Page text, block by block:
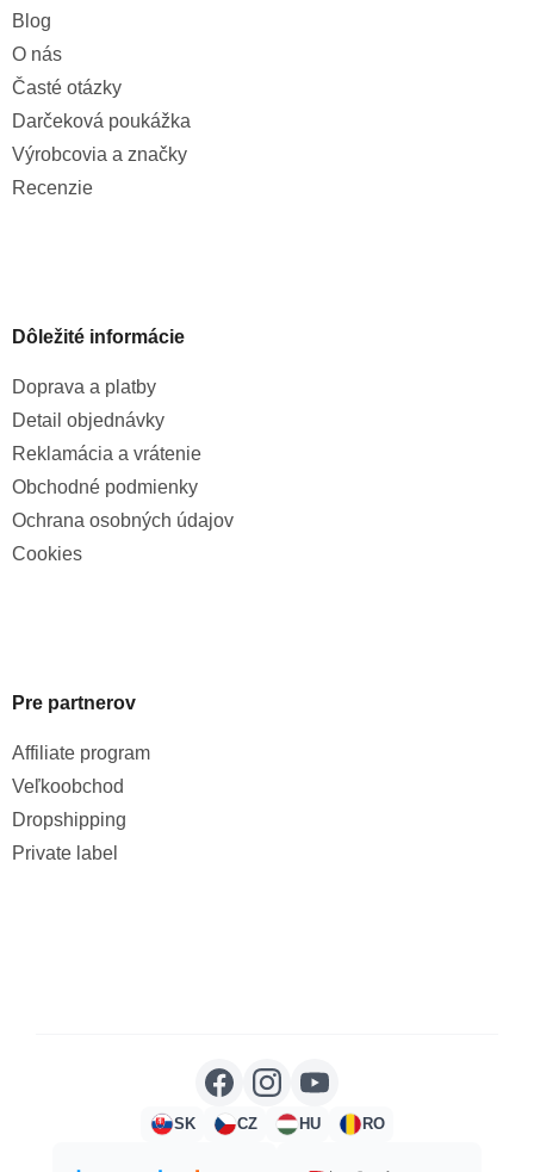
Blog
O nás
Časté otázky
Darčeková poukážka
Výrobcovia a značky
Recenzie
Dôležité informácie
Doprava a platby
Detail objednávky
Reklamácia a vrátenie
Obchodné podmienky
Ochrana osobných údajov
Cookies
Pre partnerov
Affiliate program
Veľkoobchod
Dropshipping
Private label
SK CZ HU RO